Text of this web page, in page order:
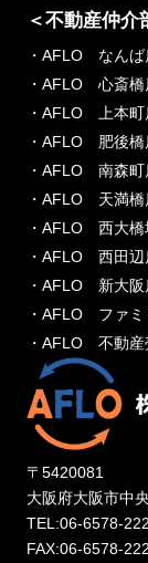
＜不動産仲介
・AFLO なんば
・AFLO 心斎橋
・AFLO 上本町
・AFLO 肥後橋
・AFLO 南森町
・AFLO 天満橋
・AFLO 西大橋
・AFLO 西田辺
・AFLO 新大阪
・AFLO ファミ
・AFLO 不動産
〒5420081
大阪府大阪市中
TEL:06-6578-
FAX:06-6578-